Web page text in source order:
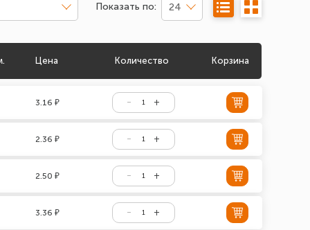
Показать по: 24
Цена Количество Корзина
3.16 ₽
2.36 ₽
2.50 ₽
3.36 ₽